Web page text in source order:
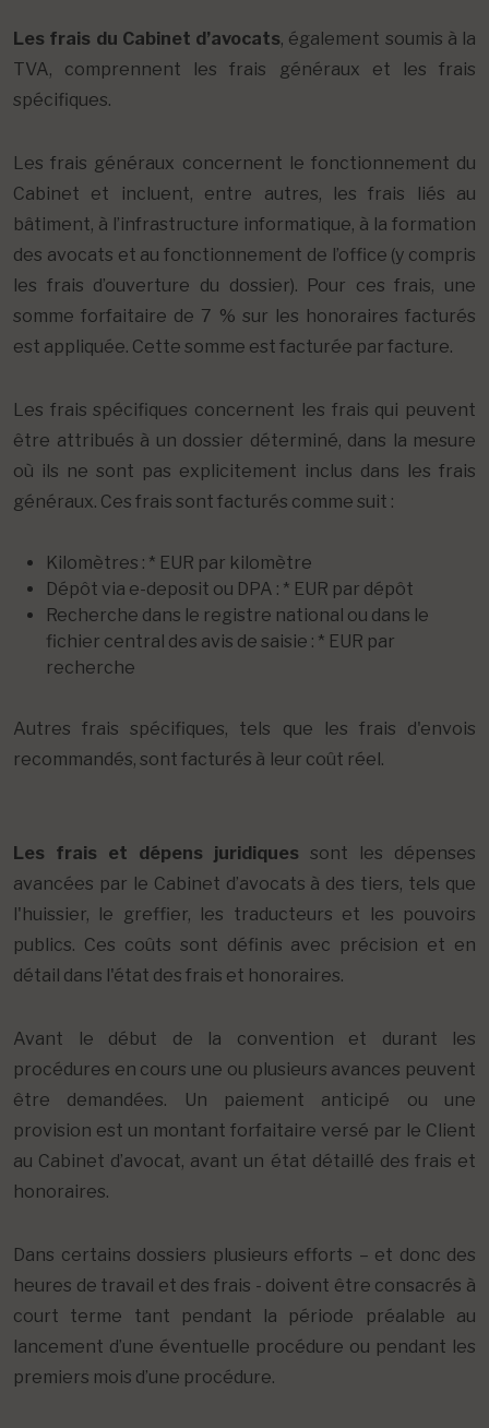
Les frais du Cabinet d’avocats, également soumis à la
TVA, comprennent les frais généraux et les frais
spécifiques.
Les frais généraux concernent le fonctionnement du
Cabinet et incluent, entre autres, les frais liés au
bâtiment, à l’infrastructure informatique, à la formation
des avocats et au fonctionnement de l’office (y compris
les frais d’ouverture du dossier). Pour ces frais, une
somme forfaitaire de 7 % sur les honoraires facturés
est appliquée. Cette somme est facturée par facture.
Les frais spécifiques concernent les frais qui peuvent
être attribués à un dossier déterminé, dans la mesure
où ils ne sont pas explicitement inclus dans les frais
généraux. Ces frais sont facturés comme suit :
Kilomètres : * EUR par kilomètre
Dépôt via e-deposit ou DPA : * EUR par dépôt
Recherche dans le registre national ou dans le
fichier central des avis de saisie : * EUR par
recherche
Autres frais spécifiques, tels que les frais d'envois
recommandés, sont facturés à leur coût réel.
Les frais et dépens juridiques sont les dépenses
avancées par le Cabinet d’avocats à des tiers, tels que
l'huissier, le greffier, les traducteurs et les pouvoirs
publics. Ces coûts sont définis avec précision et en
détail dans l'état des frais et honoraires.
Avant le début de la convention et durant les
procédures en cours une ou plusieurs avances peuvent
être demandées. Un paiement anticipé ou une
provision est un montant forfaitaire versé par le Client
au Cabinet d’avocat, avant un état détaillé des frais et
honoraires.
Dans certains dossiers plusieurs efforts – et donc des
heures de travail et des frais - doivent être consacrés à
court terme tant pendant la période préalable au
lancement d’une éventuelle procédure ou pendant les
premiers mois d’une procédure.